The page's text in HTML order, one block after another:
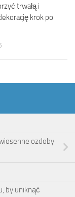
trwałą i
krok po
ozdoby
by uniknąć